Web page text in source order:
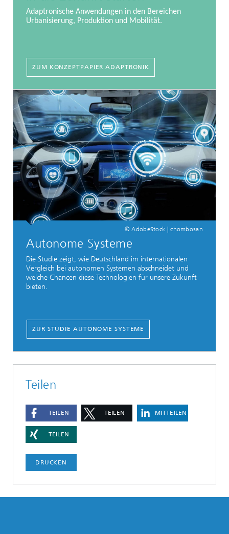
Adaptronische Anwendungen in den Bereichen
Urbanisierung, Produktion und Mobilität.
ZUM KONZEPTPAPIER ADAPTRONIK
© AdobeStock | chombosan
Autonome Systeme
Die Studie zeigt, wie Deutschland im internationalen
Vergleich bei autonomen Systemen abschneidet und
welche Chancen diese Technologien für unsere Zukunft
bieten.
ZUR STUDIE AUTONOME SYSTEME
Teilen
TEILEN TEILEN MITTEILEN
TEILEN
DRUCKEN